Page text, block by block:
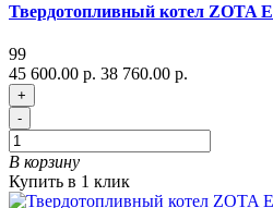
Твердотопливный котел ZOTA
99
45 600.00 р. 38 760.00 р.
+
-
В корзину
Купить в 1 клик